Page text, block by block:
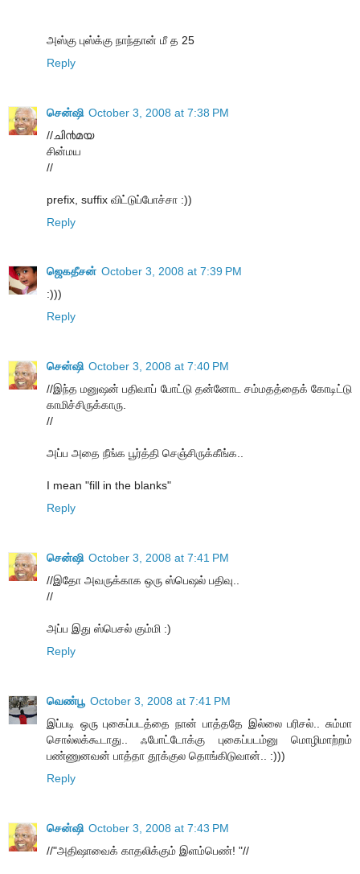
அஸ்கு புஸ்க்கு நாந்தான் மீ த 25
Reply
சென்ஷி October 3, 2008 at 7:38 PM
//ചി൯മ‌യ
சின்மய
//
prefix, suffix விட்டுப்போச்சா :))
Reply
ஜெகதீசன் October 3, 2008 at 7:39 PM
:)))
Reply
சென்ஷி October 3, 2008 at 7:40 PM
//இந்த மனுஷன் பதிவாப் போட்டு தன்னோட சம்மதத்தைக் கோடிட்டு
காமிச்சிருக்காரு.
//
அப்ப அதை நீங்க பூர்த்தி செஞ்சிருக்கீங்க..
I mean "fill in the blanks"
Reply
சென்ஷி October 3, 2008 at 7:41 PM
//இதோ அவருக்காக ஒரு ஸ்பெஷல் பதிவு..
//
அப்ப இது ஸ்பெசல் கும்மி :)
Reply
வெண்பூ October 3, 2008 at 7:41 PM
இப்படி ஒரு புகைப்படத்தை நான் பாத்ததே இல்லை பரிசல்.. சும்மா
சொல்லக்கூடாது.. ஃபோட்டோக்கு புகைப்படம்னு மொழிமாற்றம்
பண்ணுனவன் பாத்தா தூக்குல தொங்கிடுவான்.. :)))
Reply
சென்ஷி October 3, 2008 at 7:43 PM
//"அதிஷாவைக் காதலிக்கும் இளம்பெண்! "//